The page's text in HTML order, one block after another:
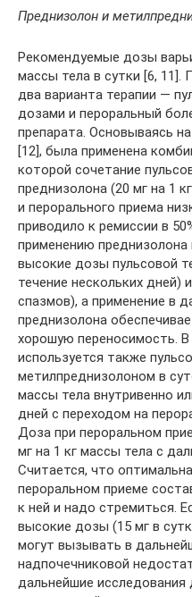
Преднизолон и
Рекомендуемые дозы
массы тела в сутки [6,
два варианта терапии —
дозами и пероральный
препарата. Основываясь
[12], была применена
которой сочетание
преднизолона (20 мг на 1
и перорального приема
приводило к ремиссии в
применению преднизолона
высокие дозы пульсовой
течение нескольких дней)
спазмов), а применение в
преднизолона
хорошую переносимость.
используется также
метилпреднизолоном в
массы тела внутривенно
дней с переходом на
Доза при пероральном
мг на 1 кг массы тела с
Считается, что
пероральном приеме
к ней и надо стремиться.
высокие дозы (15 мг в
могут вызывать в
надпочечниковой
дальнейшие исследования